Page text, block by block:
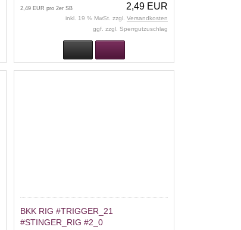
2,49 EUR
2,49 EUR pro 2er SB
inkl. 19 % MwSt. zzgl. Versandkosten
ggf. zzgl. Sperrgutzuschlag
BKK RIG #TRIGGER_21
#STINGER_RIG #2_0